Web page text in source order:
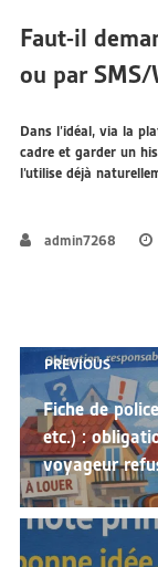
Faut-il
ou par
Dans l’idéal, via la
cadre et garder un
l’utilise déjà
admin7268
Navigation
de
l’article
PREVIOUS
Previous
post:
Fiche de
etc.) :
voyageur